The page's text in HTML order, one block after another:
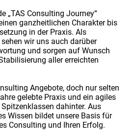
„TAS Consulting Journey“
ganzheitlichen Charakter bis
in der Praxis. Als
wir uns auch darüber
und sorgen auf Wunsch
aller erreichten
Angebote, doch nur selten
gelebte Praxis und ein agiles
dahinter. Aus
Wissen bildet unsere Basis für
Consulting und Ihren Erfolg.